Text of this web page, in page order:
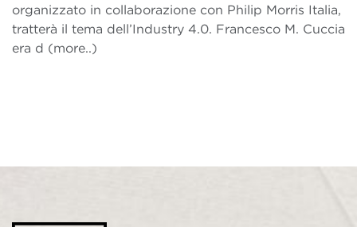
organizzato in collaborazione con Philip Morris Italia,
tratterà il tema dell’Industry 4.0. Francesco M. Cuccia
era d (more..)